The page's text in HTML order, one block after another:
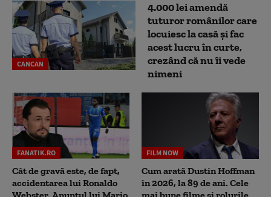
CANCAN
4.000 lei amendă
tuturor românilor care
locuiesc la casă și fac
acest lucru în curte,
crezând că nu îi vede
nimeni
FANATIK.RO
Cât de gravă este, de fapt,
accidentarea lui Ronaldo
Webster. Anunțul lui Mario
FILM NOW
Cum arată Dustin Hoffman
în 2026, la 89 de ani. Cele
mai bune filme și rolurile